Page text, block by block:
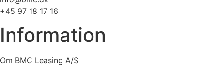
+45 97 18 17 16
Information
Om BMC Leasing A/S